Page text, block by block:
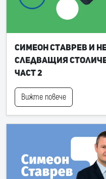
Симеон Ставрев и
следващия
част 2
Вижте повече